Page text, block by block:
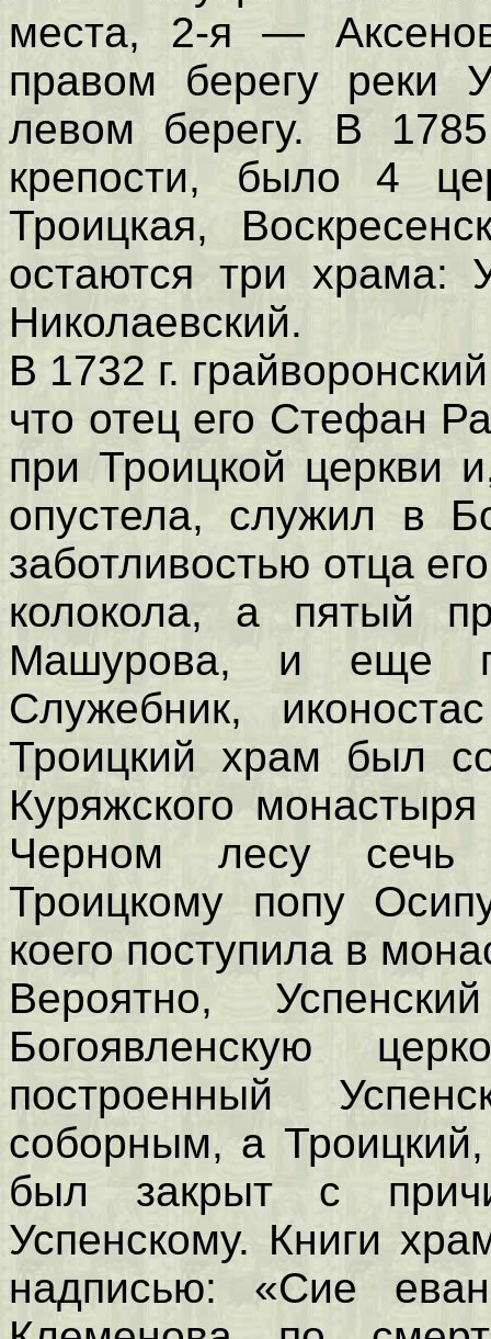
места, 2-я —
правом берегу
левом берегу. В
крепости, было 4
Троицкая,
остаются три храма:
Николаевский.
В 1732 г.
что отец его Стефан
при Троицкой церкви
опустела, служил в
заботливостью отца
колокола, а пятый
Машурова, и еще
Служебник,
Троицкий храм был
Куряжского
Черном лесу сечь
Троицкому попу
коего поступила в
Вероятно,
Богоявленскую
построенный
соборным, а
был закрыт с
Успенскому. Книги
надписью: «Сие